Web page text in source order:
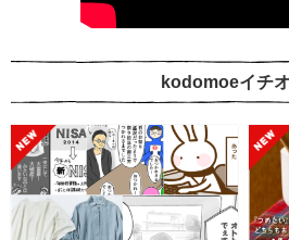
kodomoeイチオ